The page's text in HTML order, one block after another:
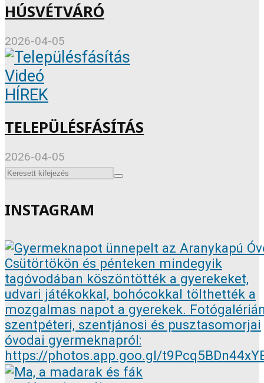
HÚSVÉTVÁRÓ
2026-04-05
Videó
HÍREK
TELEPÜLÉSFÁSÍTÁS
2026-04-05
INSTAGRAM